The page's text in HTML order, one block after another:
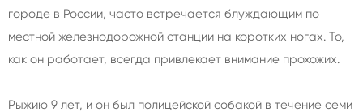
городе в России, часто встречается блуждающим по
местной железнодорожной станции на коротких ногах. То,
как он работает, всегда привлекает внимание прохожих.
Рыжию 9 лет, и он был полицейской собакой в течение семи